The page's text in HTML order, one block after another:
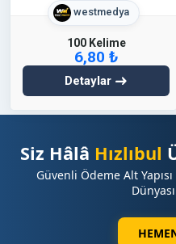
westmedya
100 Kelime
6,80 ₺
Detaylar
Siz Hâlâ Hızlıbul
Güvenli Ödeme Alt